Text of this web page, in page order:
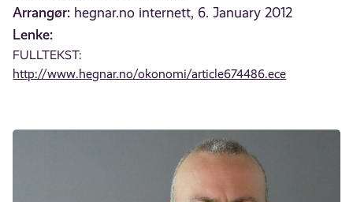
Arrangør: hegnar.no internett, 6. January 2012
Lenke:
FULLTEKST:
http://www.hegnar.no/okonomi/article674486.ece